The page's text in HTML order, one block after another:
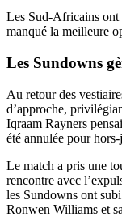
Les Sud-Africains ont
manqué la meilleure
Les Sundowns
Au retour des
d’approche,
Iqraam Rayners
été annulée pour hors-
Le match a pris une
rencontre avec
les Sundowns ont
Ronwen Williams et